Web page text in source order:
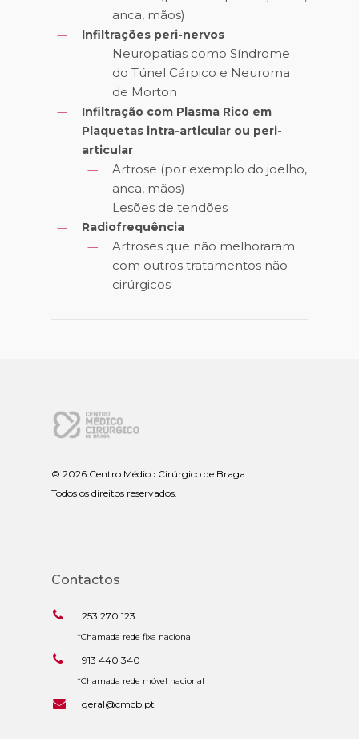
anca, mãos)
Infiltrações peri-nervos
Neuropatias como Síndrome
do Túnel Cárpico e Neuroma
de Morton
Infiltração com Plasma Rico em
Plaquetas intra-articular ou peri-
articular
Artrose (por exemplo do joelho,
anca, mãos)
Lesões de tendões
Radiofrequência
Artroses que não melhoraram
com outros tratamentos não
cirúrgicos
© 2026 Centro Médico Cirúrgico de Braga.
Todos os direitos reservados.
Contactos
253 270 123
*Chamada rede fixa nacional
913 440 340
*Chamada rede móvel nacional
geral@cmcb.pt